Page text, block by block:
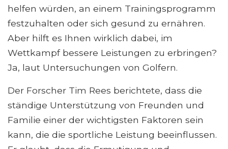
helfen würden, an einem Trainingsprogramm
festzuhalten oder sich gesund zu ernähren.
Aber hilft es Ihnen wirklich dabei, im
Wettkampf bessere Leistungen zu erbringen?
Ja, laut Untersuchungen von Golfern.
Der Forscher Tim Rees berichtete, dass die
ständige Unterstützung von Freunden und
Familie einer der wichtigsten Faktoren sein
kann, die die sportliche Leistung beeinflussen.